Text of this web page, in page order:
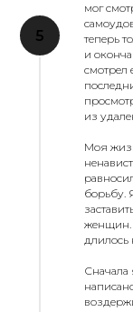
мог
теперь
и
смотрел
из
Моя
борьбу.
женщин.
длилось
Сначала